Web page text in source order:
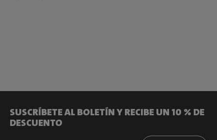
SUSCRÍBETE AL BOLETÍN Y RECIBE UN 10 % DE
DESCUENTO